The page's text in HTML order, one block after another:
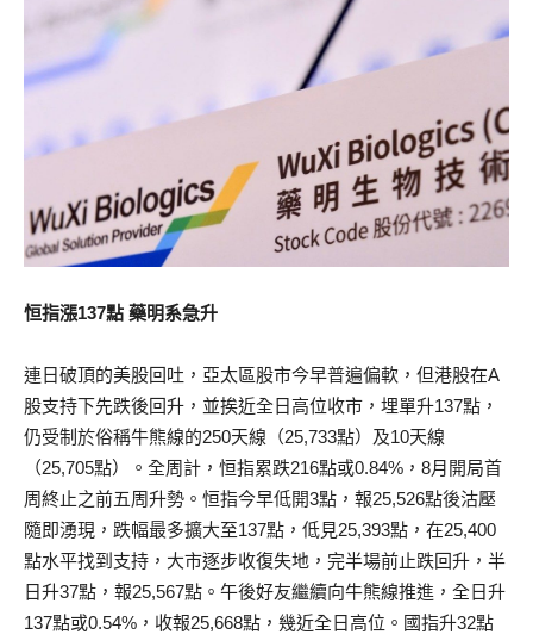
恒指漲137點 藥明系急升
連日破頂的美股回吐，亞太區股市今早普遍偏軟，但港股在A
股支持下先跌後回升，並挨近全日高位收市，埋單升137點，
仍受制於俗稱牛熊線的250天線（25,733點）及10天線
（25,705點）。全周計，恒指累跌216點或0.84%，8月開局首
周終止之前五周升勢。恒指今早低開3點，報25,526點後沽壓
隨即湧現，跌幅最多擴大至137點，低見25,393點，在25,400
點水平找到支持，大市逐步收復失地，完半場前止跌回升，半
日升37點，報25,567點。午後好友繼續向牛熊線推進，全日升
137點或0.54%，收報25,668點，幾近全日高位。國指升32點